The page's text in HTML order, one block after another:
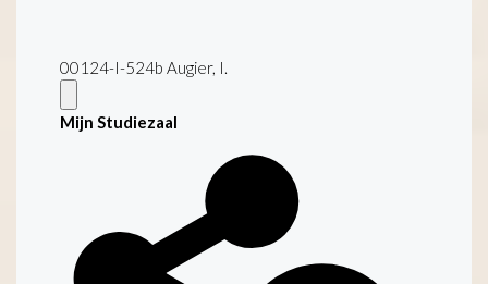
00124-I-524b Augier, I.
Mijn Studiezaal